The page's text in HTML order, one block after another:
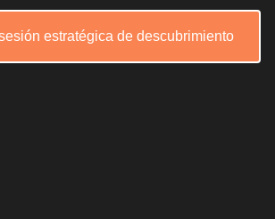
estratégica de descubrimiento